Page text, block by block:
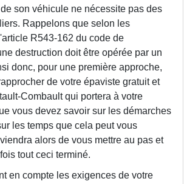
son véhicule ne nécessite pas des
Rappelons que selon les
R543-162 du code de
destruction doit être opérée par un
donc, pour une première approche,
de votre épaviste gratuit et
Combault qui portera à votre
vous devez savoir sur les démarches
les temps que cela peut vous
alors de vous mettre au pas et
tout ceci terminé.
en compte les exigences de votre